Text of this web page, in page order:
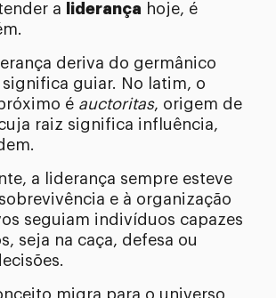
a liderança hoje, é
deriva do germânico
significa guiar. No latim, o
é auctoritas, origem de
raiz significa influência,
a liderança sempre esteve
e à organização
seguiam indivíduos capazes
seja na caça, defesa ou
migra para o universo